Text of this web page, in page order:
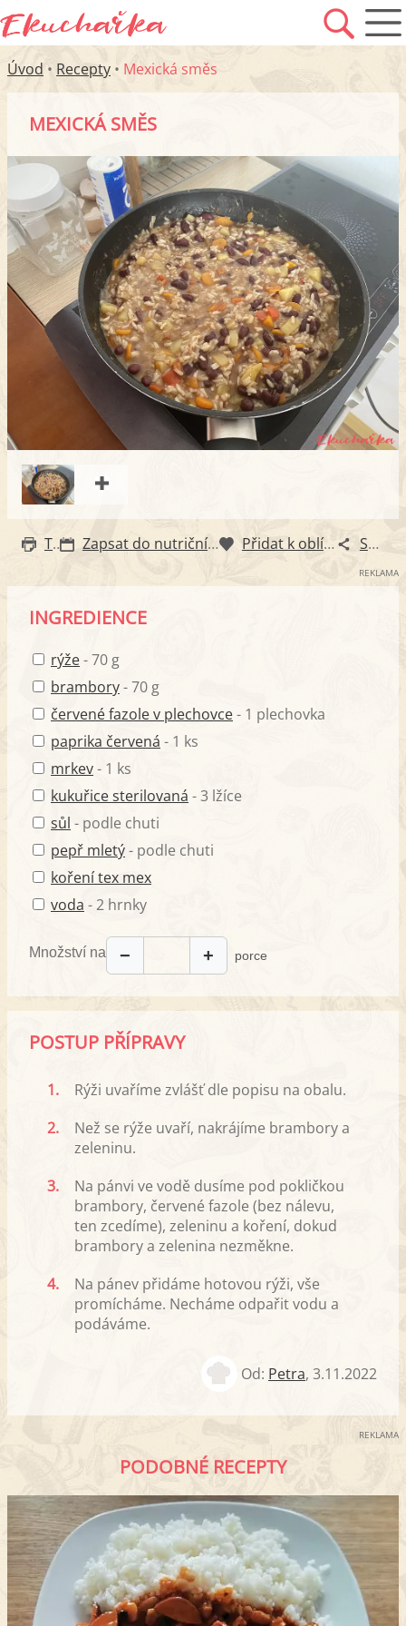
Úvod • Recepty • Mexická směs
MEXICKÁ SMĚS
Tisk Zapsat do nutričního diáře Přidat k oblíbeným Sdílet
REKLAMA
INGREDIENCE
rýže- 70 g
brambory- 70 g
červené fazole v plechovce- 1 plechovka
paprika červená - 1 ks
mrkev- 1 ks
kukuřice sterilovaná - 3 lžíce
sůl - podle chuti
pepř mletý- podle chuti
koření tex mex
voda - 2 hrnky
Množství na − + porce
POSTUP PŘÍPRAVY
1.
Rýži uvaříme zvlášť dle popisu na obalu.
2.
Než se rýže uvaří, nakrájíme brambory a
zeleninu.
3.
Na pánvi ve vodě dusíme pod pokličkou
brambory, červené fazole (bez nálevu,
ten zcedíme), zeleninu a koření, dokud
brambory a zelenina nezměkne.
4.
Na pánev přidáme hotovou rýži, vše
promícháme. Necháme odpařit vodu a
podáváme.
Od: Petra, 3.11.2022
REKLAMA
PODOBNÉ RECEPTY